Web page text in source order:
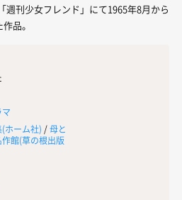
週刊少女フレンド」にて1965年8月から
品。
(ホーム社) /母と
館(草の根出版